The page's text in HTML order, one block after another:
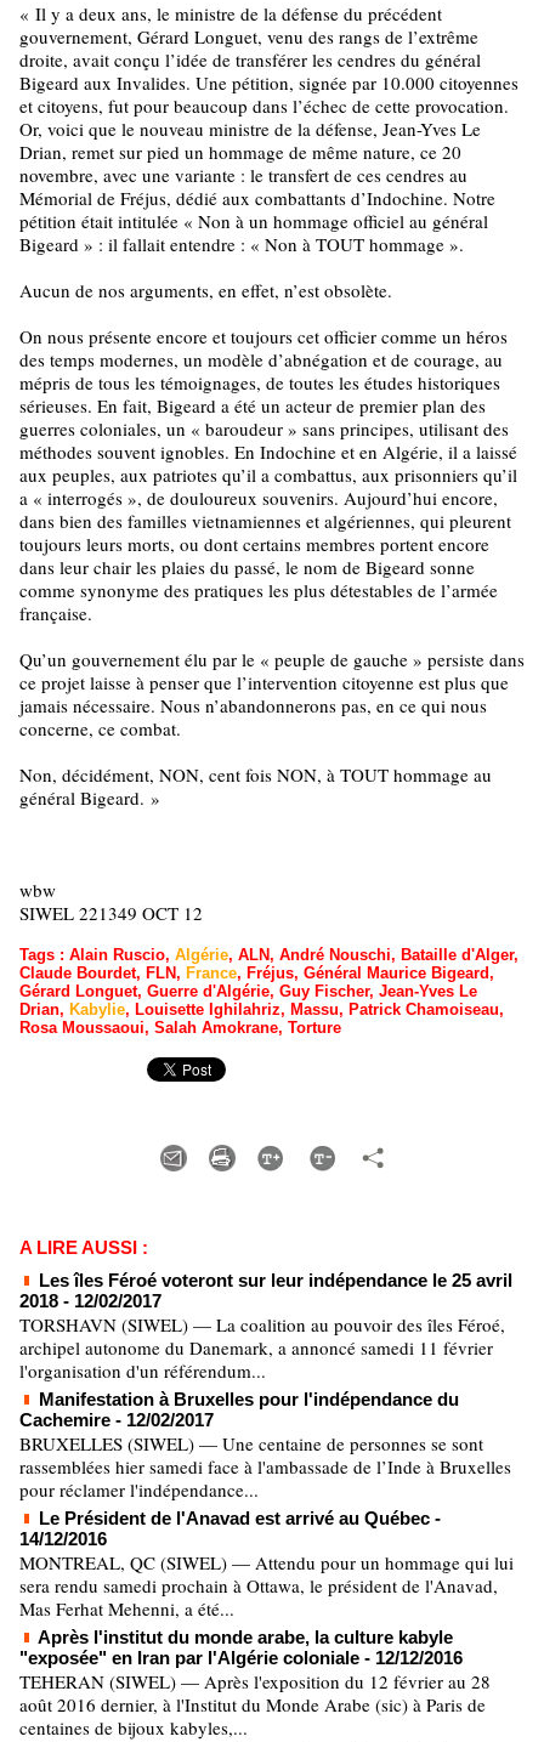
« Il y a deux ans, le ministre de la défense du précédent
gouvernement, Gérard Longuet, venu des rangs de l’extrême
droite, avait conçu l’idée de transférer les cendres du général
Bigeard aux Invalides. Une pétition, signée par 10.000 citoyennes
et citoyens, fut pour beaucoup dans l’échec de cette provocation.
Or, voici que le nouveau ministre de la défense, Jean-Yves Le
Drian, remet sur pied un hommage de même nature, ce 20
novembre, avec une variante : le transfert de ces cendres au
Mémorial de Fréjus, dédié aux combattants d’Indochine. Notre
pétition était intitulée « Non à un hommage officiel au général
Bigeard » : il fallait entendre : « Non à TOUT hommage ».
Aucun de nos arguments, en effet, n’est obsolète.
On nous présente encore et toujours cet officier comme un héros
des temps modernes, un modèle d’abnégation et de courage, au
mépris de tous les témoignages, de toutes les études historiques
sérieuses. En fait, Bigeard a été un acteur de premier plan des
guerres coloniales, un « baroudeur » sans principes, utilisant des
méthodes souvent ignobles. En Indochine et en Algérie, il a laissé
aux peuples, aux patriotes qu’il a combattus, aux prisonniers qu’il
a « interrogés », de douloureux souvenirs. Aujourd’hui encore,
dans bien des familles vietnamiennes et algériennes, qui pleurent
toujours leurs morts, ou dont certains membres portent encore
dans leur chair les plaies du passé, le nom de Bigeard sonne
comme synonyme des pratiques les plus détestables de l’armée
française.
Qu’un gouvernement élu par le « peuple de gauche » persiste dans
ce projet laisse à penser que l’intervention citoyenne est plus que
jamais nécessaire. Nous n’abandonnerons pas, en ce qui nous
concerne, ce combat.
Non, décidément, NON, cent fois NON, à TOUT hommage au
général Bigeard. »
wbw
SIWEL 221349 OCT 12
Tags : Alain Ruscio, Algérie, ALN, André Nouschi, Bataille d'Alger,
Claude Bourdet, FLN, France, Fréjus, Général Maurice Bigeard,
Gérard Longuet, Guerre d'Algérie, Guy Fischer, Jean-Yves Le
Drian, Kabylie, Louisette Ighilahriz, Massu, Patrick Chamoiseau,
Rosa Moussaoui, Salah Amokrane, Torture
A LIRE AUSSI :
Les îles Féroé voteront sur leur indépendance le 25 avril
2018 - 12/02/2017
TORSHAVN (SIWEL) — La coalition au pouvoir des îles Féroé,
archipel autonome du Danemark, a annoncé samedi 11 février
l'organisation d'un référendum...
Manifestation à Bruxelles pour l'indépendance du
Cachemire - 12/02/2017
BRUXELLES (SIWEL) — Une centaine de personnes se sont
rassemblées hier samedi face à l'ambassade de l’Inde à Bruxelles
pour réclamer l'indépendance...
Le Président de l'Anavad est arrivé au Québec -
14/12/2016
MONTREAL, QC (SIWEL) — Attendu pour un hommage qui lui
sera rendu samedi prochain à Ottawa, le président de l'Anavad,
Mas Ferhat Mehenni, a été...
Après l'institut du monde arabe, la culture kabyle
"exposée" en Iran par l'Algérie coloniale - 12/12/2016
TEHERAN (SIWEL) — Après l'exposition du 12 février au 28
août 2016 dernier, à l'Institut du Monde Arabe (sic) à Paris de
centaines de bijoux kabyles,...